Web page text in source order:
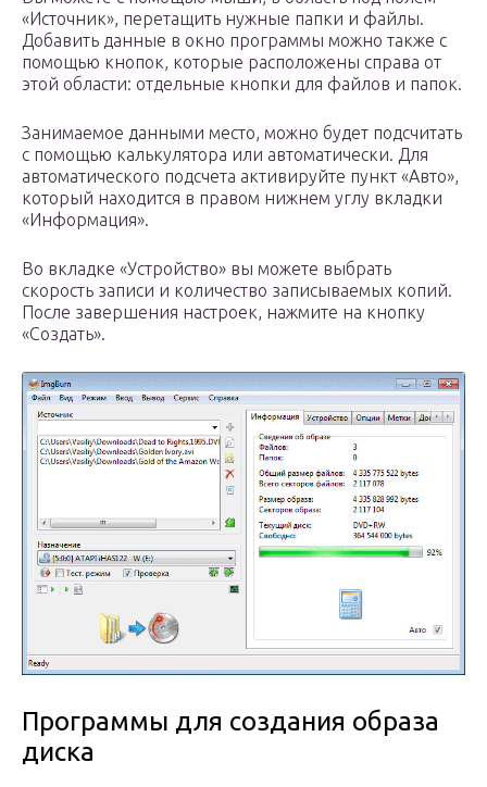
«Источник», перетащить нужные папки и файлы.
Добавить данные в окно программы можно также с
помощью кнопок, которые расположены справа от
этой области: отдельные кнопки для файлов и папок.
Занимаемое данными место, можно будет подсчитать
с помощью калькулятора или автоматически. Для
автоматического подсчета активируйте пункт «Авто»,
который находится в правом нижнем углу вкладки
«Информация».
Во вкладке «Устройство» вы можете выбрать
скорость записи и количество записываемых копий.
После завершения настроек, нажмите на кнопку
«Создать».
Программы для создания образа
диска